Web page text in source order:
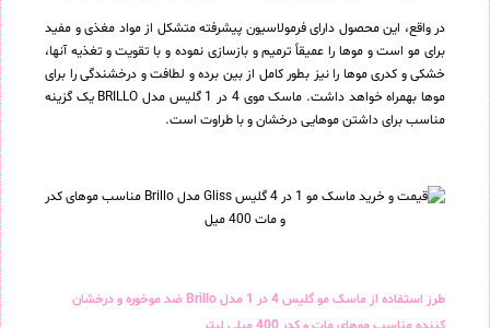
در واقع، این محصول دارای فرمولاسیون پیشرفته متشکل از مواد مغذی و مفید
برای مو است و موها را عمیقاً ترمیم و بازسازی نموده و با تقویت و تغذیه آنها،
خشکی و کدری موها را نیز بطور کامل از بین برده و لطافت و درخشندگی را برای
موها بهمراه خواهد داشت. ماسک موی 4 در 1 گلیس مدل BRILLO یک گزینه
مناسب برای داشتن موهایی درخشان و با طراوت است.
طرز استفاده از ماسک مو گلیس 4 در 1 مدل Brillo ضد موخوره و درخشان